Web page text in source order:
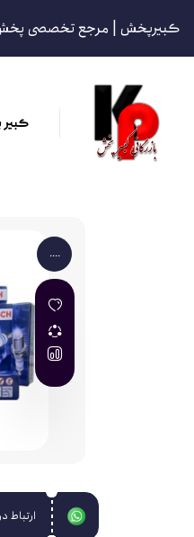
کبیرپخش | مرجع تخصصی پخش
....
ارتباط